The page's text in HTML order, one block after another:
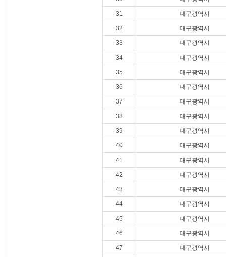
31 대구광역시
32 대구광역시
33 대구광역시
34 대구광역시
35 대구광역시
36 대구광역시
37 대구광역시
38 대구광역시
39 대구광역시
40 대구광역시
41 대구광역시
42 대구광역시
43 대구광역시
44 대구광역시
45 대구광역시
46 대구광역시
47 대구광역시